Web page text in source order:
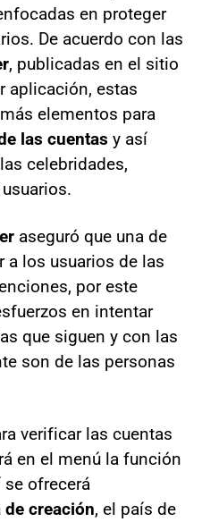
en proteger
De acuerdo con las
, publicadas en el sitio
aplicación, estas
elementos para
las cuentas y así
celebridades,
aseguró que una de
a los usuarios de las
por este
en intentar
que siguen y con las
son de las personas
verificar las cuentas
en el menú la función
se ofrecerá
de creación, el país de